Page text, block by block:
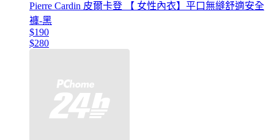
Pierre Cardin 皮爾卡登 【 女性內衣】平口無縫舒適安全
褲-黑
$190
$280